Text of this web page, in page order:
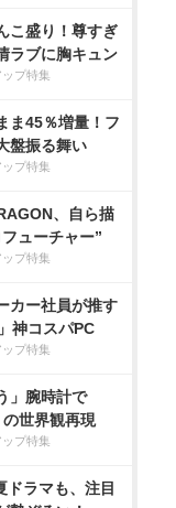
こ盛り！尊すぎ
ラブに胸キュン
プ特集
ま45％増量！フ
盤振る舞い
プ特集
、自ら描
ューチャー”
プ特集
カー社員が推す
神コスパPC
プ特集
」腕時計で
の世界観再現
プ特集
ドラマも、注目